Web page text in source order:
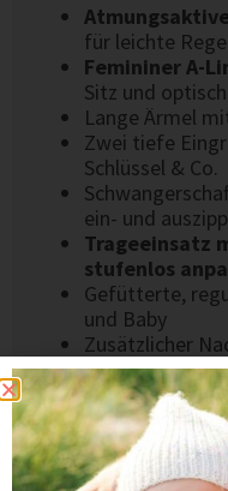
für leichte
Femininer A-
Sitz und
Lange Ärmel
Zwei tiefe
Schlüssel & Co.
ein- und
Trageeinsatz
stufenlos
Gefütterte,
und Baby
Zusätzlicher
Druckknopf
offenen oder
Kragen
2-Wege-